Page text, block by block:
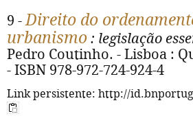
9 -Direito do
urbanismo : legislação
Pedro Coutinho. - Lisboa :
- ISBN 978-972-724-924-4
Link persistente: http://